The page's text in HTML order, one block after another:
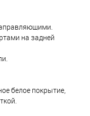
на задней
белое покрытие,